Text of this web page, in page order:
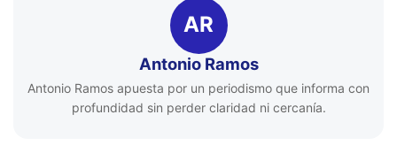
AR
Antonio Ramos
Antonio Ramos apuesta por un periodismo que informa con
profundidad sin perder claridad ni cercanía.